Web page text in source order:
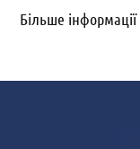
Більше інформації